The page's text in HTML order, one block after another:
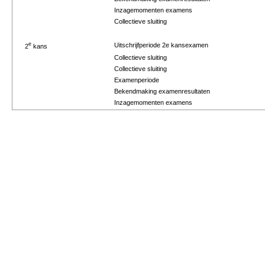
Inzagemomenten examens
Collectieve sluiting
2e kans
Uitschrijfperiode 2e kansexamen
Collectieve sluiting
Collectieve sluiting
Examenperiode
Bekendmaking examenresultaten
Inzagemomenten examens